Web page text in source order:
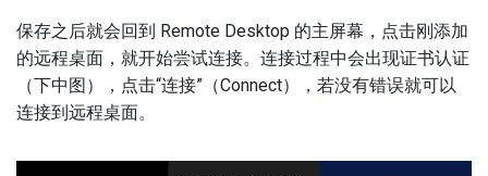
保存之后就会回到 Remote Desktop 的主屏幕，点击刚添加
的远程桌面，就开始尝试连接。连接过程中会出现证书认证
（下中图），点击“连接”（Connect），若没有错误就可以
连接到远程桌面。